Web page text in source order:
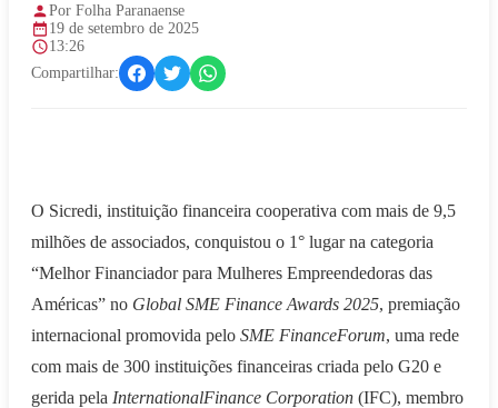
Por Folha Paranaense
19 de setembro de 2025
13:26
Compartilhar:
O Sicredi, instituição financeira cooperativa com mais de 9,5
milhões de associados, conquistou o 1° lugar na categoria
“Melhor Financiador para Mulheres Empreendedoras das
Américas” no Global SME Finance Awards 2025, premiação
internacional promovida pelo SME FinanceForum, uma rede
com mais de 300 instituições financeiras criada pelo G20 e
gerida pela InternationalFinance Corporation (IFC), membro